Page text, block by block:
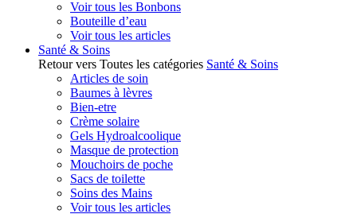
Voir tous les Bonbons
Bouteille d’eau
Voir tous les articles
Santé & Soins
Retour vers Toutes les catégories Santé & Soins
Articles de soin
Baumes à lèvres
Bien-etre
Crème solaire
Gels Hydroalcoolique
Masque de protection
Mouchoirs de poche
Sacs de toilette
Soins des Mains
Voir tous les articles